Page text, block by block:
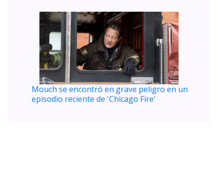
Mouch se encontró en grave peligro en un
episodio reciente de 'Chicago Fire'